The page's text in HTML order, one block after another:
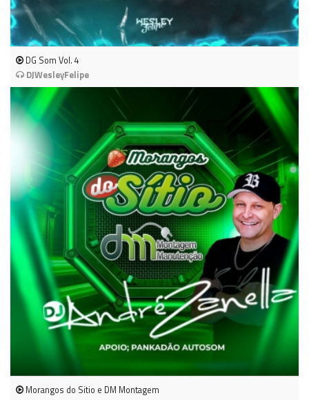
DG Som Vol. 4
DJWesleyFelipe
Morangos do Sitio e DM Montagem